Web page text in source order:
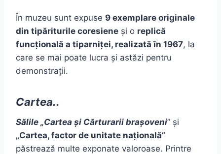
În muzeu sunt expuse 9 exemplare originale
din tipăriturile coresiene și o replică
funcțională a tiparniței, realizată în 1967, la
care se mai poate lucra și astăzi pentru
demonstrații.
Cartea..
Sălile „Cartea și Cărturarii brașoveni” și
„Cartea, factor de unitate națională”
păstrează multe exponate valoroase. Printre